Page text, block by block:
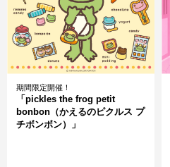
期間限定開催！
「pickles the frog petit
bonbon（かえるのピクルス プ
チボンボン）」